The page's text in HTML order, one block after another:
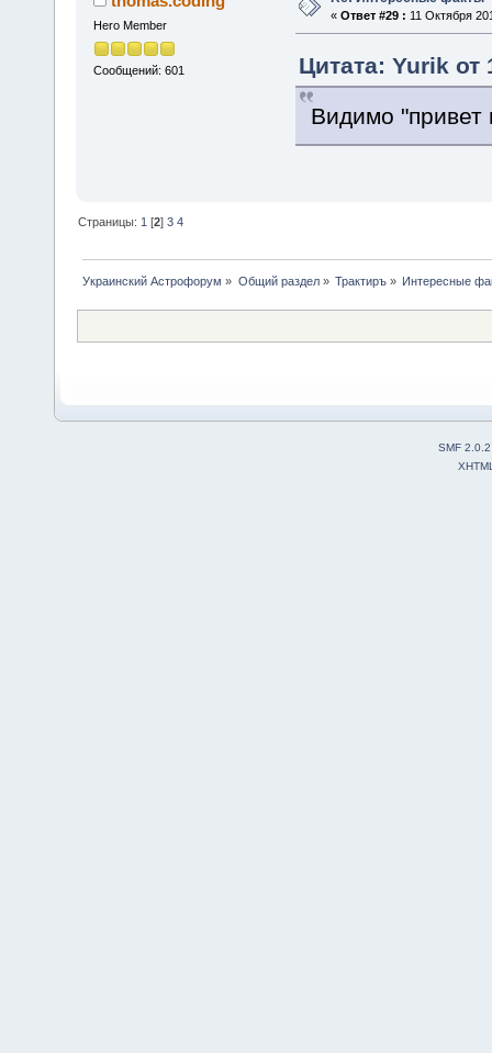
Hero Member
Сообщений: 601
« Ответ #29 : 11 Октября
Цитата: Yurik от
Видимо "привет
Страницы: 1 [2]3 4
Украинский Астрофорум » Общий раздел» Трактиръ» Интересные
SMF 2.0.2